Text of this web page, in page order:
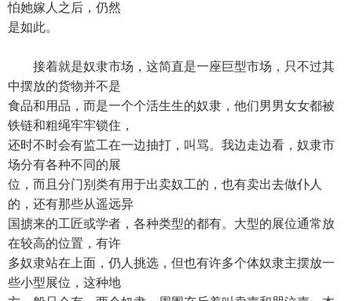
怕她嫁人之后，仍然
是如此。
接着就是奴隶市场，这简直是一座巨型市场，只不过其
中摆放的货物并不是
食品和用品，而是一个个活生生的奴隶，他们男男女女都被
铁链和粗绳牢牢锁住，
还时不时会有监工在一边抽打，叫骂。我边走边看，奴隶市
场分有各种不同的展
位，而且分门别类有用于出卖奴工的，也有卖出去做仆人
的，还有那些从遥远异
国掳来的工匠或学者，各种类型的都有。大型的展位通常放
在较高的位置，有许
多奴隶站在上面，仍人挑选，但也有许多个体奴隶主摆放一
些小型展位，这种地